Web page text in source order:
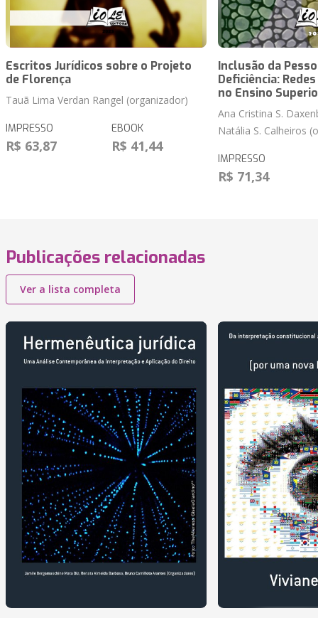
Escritos Jurídicos sobre o Projeto
de Florença
Tauã Lima Verdan Rangel (organizador)
IMPRESSO
R$ 63,87
EBOOK
R$ 41,44
Inclusão da
Deficiência:
no Ensino
Ana Cristina S.
Natália S. Calheiros
IMPRESSO
R$ 71,34
Publicações relacionadas
Ver a lista completa